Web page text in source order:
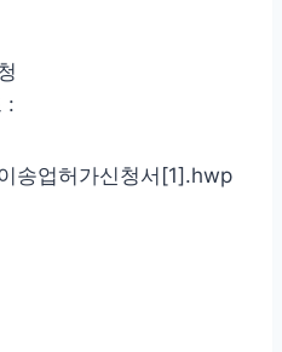
:
송업허가신청서[1].hwp